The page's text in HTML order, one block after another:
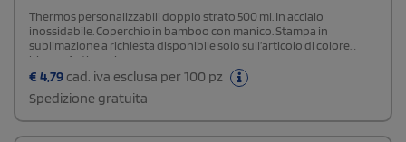
Thermos personalizzabili doppio strato 500 ml. In acciaio
inossidabile. Coperchio in bamboo con manico. Stampa in
sublimazione a richiesta disponibile solo sull’articolo di colore
bianco.Antigoccia.
€ 4,79 cad. iva esclusa per 100 pz
Spedizione gratuita